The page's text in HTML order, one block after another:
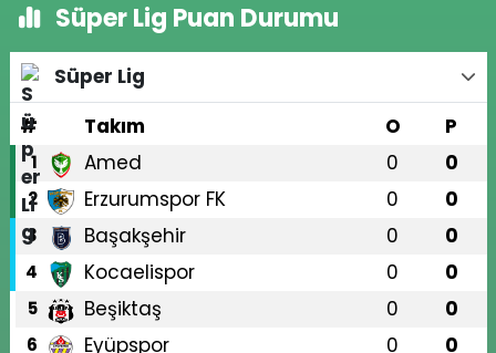
Süper Lig Puan Durumu
Süper Lig
#
Takım O P
1 Amed 0 0
2 Erzurumspor FK 0 0
3 Başakşehir 0 0
4 Kocaelispor 0 0
5 Beşiktaş 0 0
6 Eyüpspor 0 0